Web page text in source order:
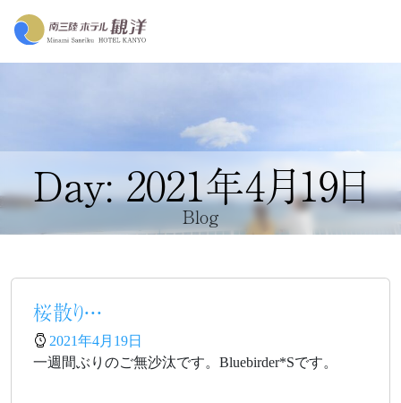
Day: 2021年4月19日
Blog
桜散り・・・
2021年4月19日
一週間ぶりのご無沙汰です。Bluebirder*Sです。